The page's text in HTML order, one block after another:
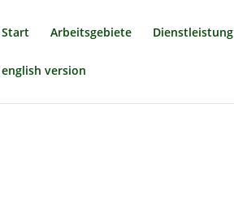
Start Arbeitsgebiete Dienstleistung
english version